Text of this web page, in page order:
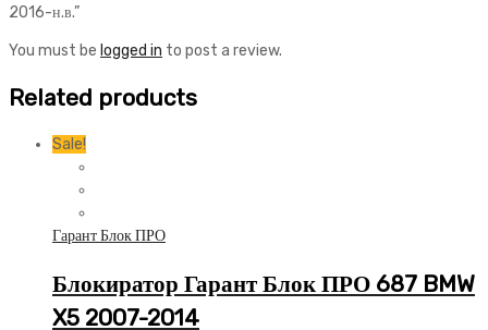
2016-н.в.”
You must be logged in to post a review.
Related products
Sale!
Гарант Блок ПРО
Блокиратор Гарант Блок ПРО 687 BMW
X5 2007-2014